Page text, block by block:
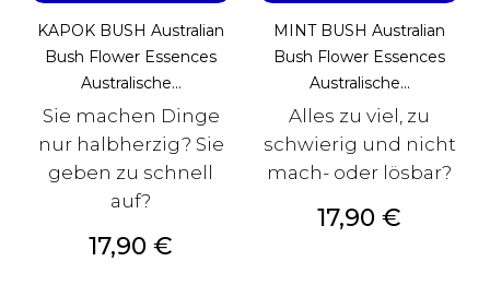
KAPOK BUSH Australian
Bush Flower Essences
Australische...
Sie machen Dinge
nur halbherzig? Sie
geben zu schnell
auf?
Preis
17,90 €
MINT BUSH Australian
Bush Flower Essences
Australische...
Alles zu viel, zu
schwierig und nicht
mach- oder lösbar?
Preis
17,90 €